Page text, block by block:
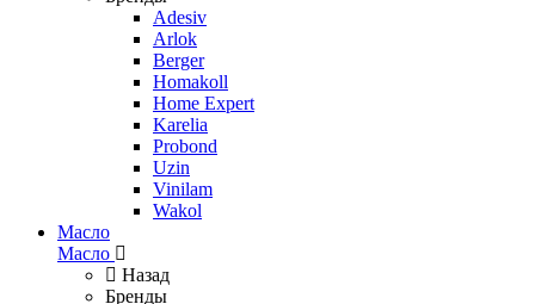
Adesiv
Arlok
Berger
Homakoll
Home Expert
Karelia
Probond
Uzin
Vinilam
Wakol
Масло
Масло
Назад
Бренды